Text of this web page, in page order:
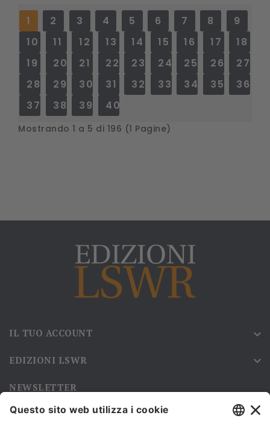
1 2 3 4 5 6 7 8
9
10
11 12 13 14 15 16 17
18
19
20 21 22 23 24 25 26
27
28
29 30 31 32 33 34 35
36
37
38 39 40
Mostrando 1 a 5 di 196 (1 Pagine)
IL TUO ACCOUNT 
EDIZIONI LSWR 
NEWSLETTER
Iscriviti alla nostra newsletter e rimani sempre aggiornato sulle